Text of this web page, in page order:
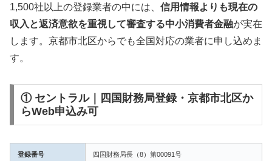
1,500社以上の登録業者の中には、 信用情報よりも現在の
収入と返済意欲を重視して審査する中小消費者金融が実在
します。京都市北区からでも全国対応の業者に申し込めま
す。
① セントラル｜四国財務局登録・京都市北区か
らWeb申込み可
登録番号 四国財務局長（8）第00091号